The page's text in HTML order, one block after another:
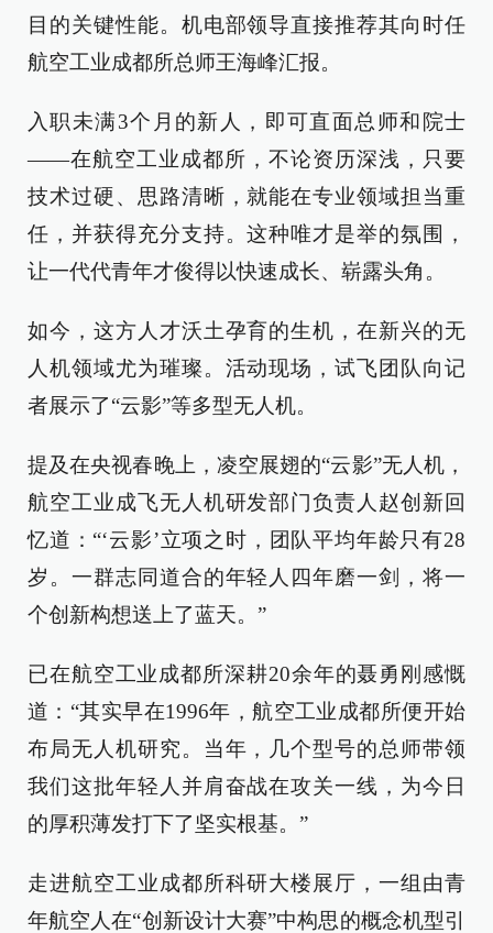
目的关键性能。机电部领导直接推荐其向时任
航空工业成都所总师王海峰汇报。
入职未满3个月的新人，即可直面总师和院士
——在航空工业成都所，不论资历深浅，只要
技术过硬、思路清晰，就能在专业领域担当重
任，并获得充分支持。这种唯才是举的氛围，
让一代代青年才俊得以快速成长、崭露头角。
如今，这方人才沃土孕育的生机，在新兴的无
人机领域尤为璀璨。活动现场，试飞团队向记
者展示了“云影”等多型无人机。
提及在央视春晚上，凌空展翅的“云影”无人机，
航空工业成飞无人机研发部门负责人赵创新回
忆道：“‘云影’立项之时，团队平均年龄只有28
岁。一群志同道合的年轻人四年磨一剑，将一
个创新构想送上了蓝天。”
已在航空工业成都所深耕20余年的聂勇刚感慨
道：“其实早在1996年，航空工业成都所便开始
布局无人机研究。当年，几个型号的总师带领
我们这批年轻人并肩奋战在攻关一线，为今日
的厚积薄发打下了坚实根基。”
走进航空工业成都所科研大楼展厅，一组由青
年航空人在“创新设计大赛”中构思的概念机型引